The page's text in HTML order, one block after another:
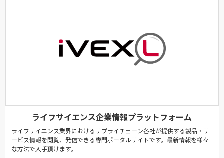
ライフサイエンス企業情報プラットフォーム
ライフサイエンス業界におけるサプライチェーン各社が提供する製品・サ
ービス情報を閲覧、発信できる専門ポータルサイトです。最新情報を様々
な方法で入手頂けます。